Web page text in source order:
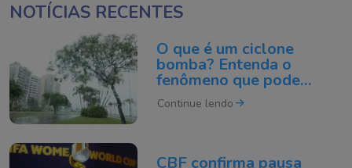
NOTÍCIAS RECENTES
O que é um ciclone
bomba? Entenda o
fenômeno que pode
atingir o Sul do Brasil
Continue lendo
CBF confirma pausa